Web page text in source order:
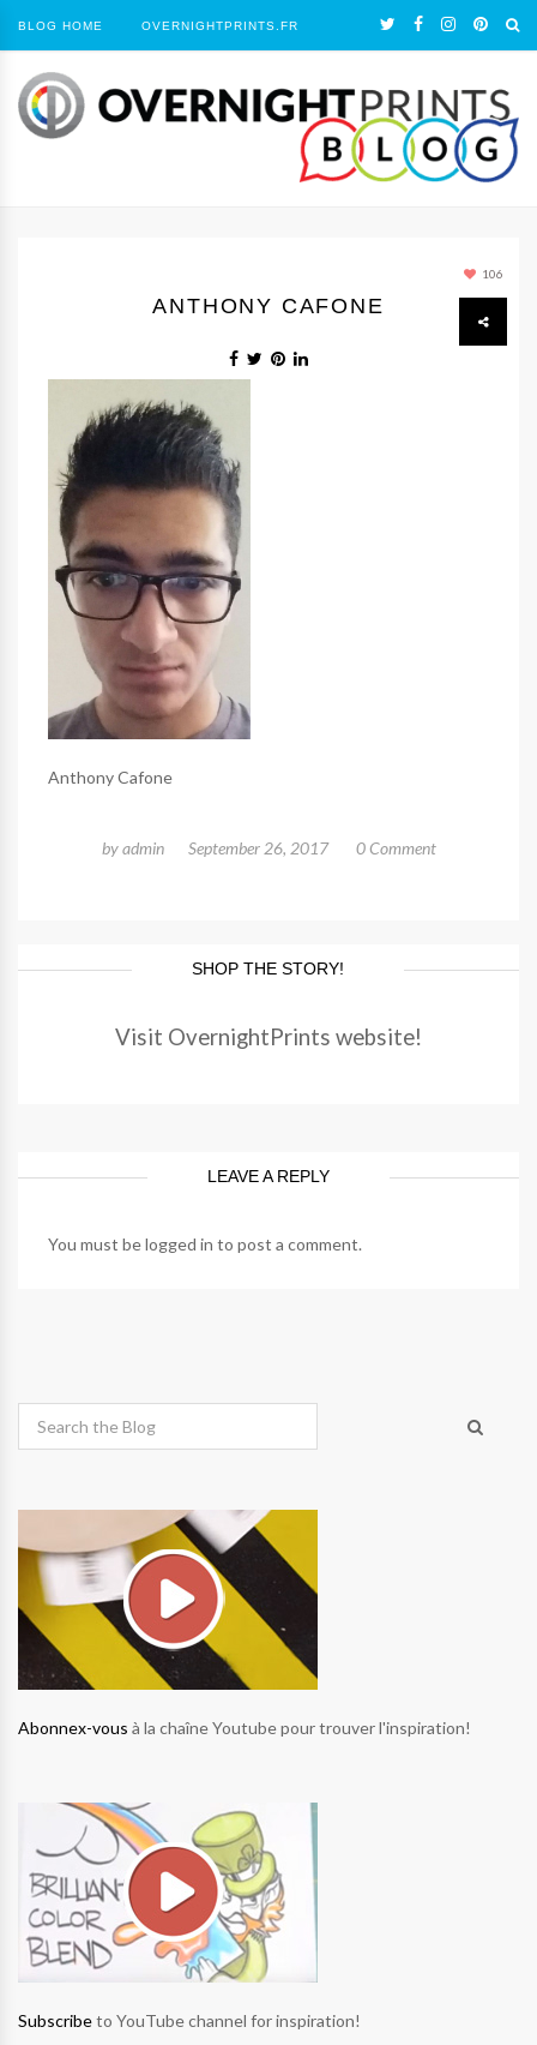
BLOG HOME OVERNIGHTPRINTS.FR
106
ANTHONY CAFONE
Anthony Cafone
byadmin September 26, 2017 0 Comment
SHOP THE STORY!
Visit OvernightPrints website!
LEAVE A REPLY
You must belogged in to post a comment.
Abonnex-vous à la chaîne Youtube pour trouver l'inspiration!
Subscribeto YouTube channel for inspiration!